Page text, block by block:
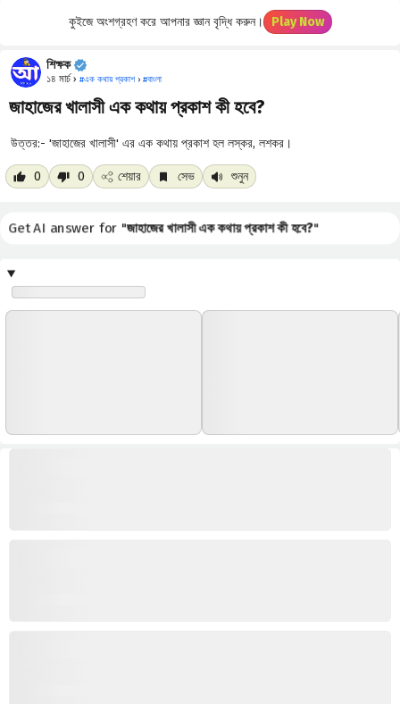
কুইজে অংশগ্রহণ করে আপনার জ্ঞান বৃদ্ধি করুন। Play Now
শিক্ষক
১৪ মার্চ › #এক কথায় প্রকাশ › #বাংলা
জাহাজের খালাসী এক কথায় প্রকাশ কী হবে?
উত্তর:- 'জাহাজের খালাসী' এর এক কথায় প্রকাশ হল লস্কর, লশকর।
0 0 শেয়ার সেভ শুনুন
Get AI answer for "জাহাজের খালাসী এক কথায় প্রকাশ কী হবে?"